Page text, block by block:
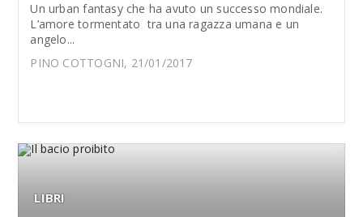
Un urban fantasy che ha avuto un successo mondiale.
L’amore tormentato tra una ragazza umana e un
angelo...
PINO COTTOGNI, 21/01/2017
LIBRI